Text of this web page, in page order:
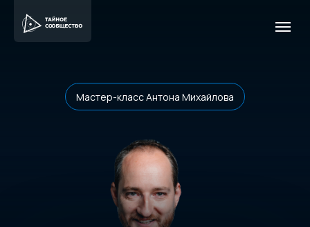
Мастер-класс Антона Михайлова